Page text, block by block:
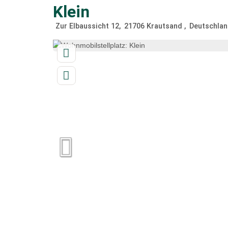
Klein
Zur Elbaussicht 12 21706 Krautsand